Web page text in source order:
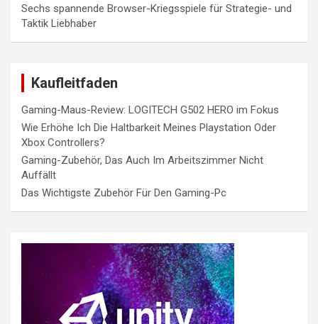
Sechs spannende Browser-Kriegsspiele für Strategie- und
Taktik Liebhaber
Kaufleitfaden
Gaming-Maus-Review: LOGITECH G502 HERO im Fokus
Wie Erhöhe Ich Die Haltbarkeit Meines Playstation Oder
Xbox Controllers?
Gaming-Zubehör, Das Auch Im Arbeitszimmer Nicht
Auffällt
Das Wichtigste Zubehör Für Den Gaming-Pc